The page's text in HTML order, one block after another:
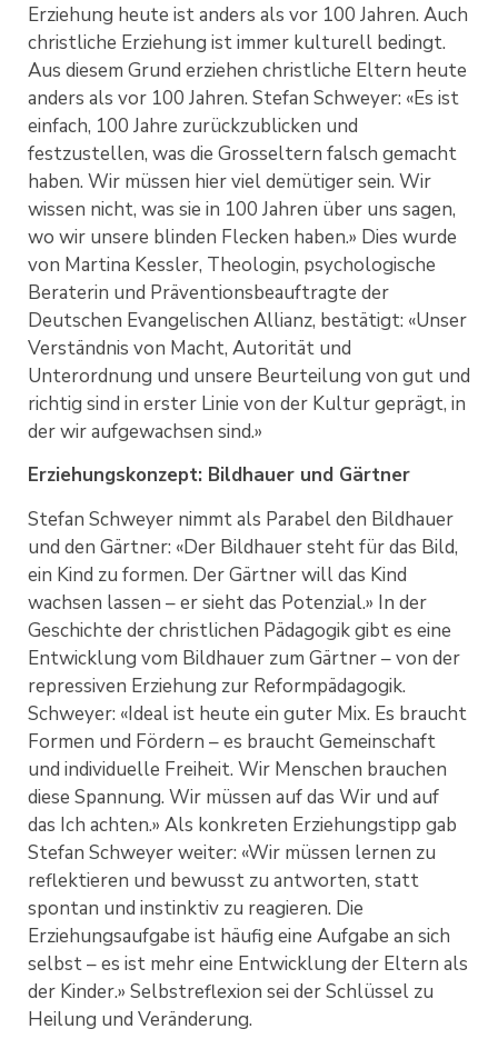
Erziehung heute ist anders als vor 100 Jahren. Auch
christliche Erziehung ist immer kulturell bedingt.
Aus diesem Grund erziehen christliche Eltern heute
anders als vor 100 Jahren. Stefan Schweyer: «Es ist
einfach, 100 Jahre zurückzublicken und
festzustellen, was die Grosseltern falsch gemacht
haben. Wir müssen hier viel demütiger sein. Wir
wissen nicht, was sie in 100 Jahren über uns sagen,
wo wir unsere blinden Flecken haben.» Dies wurde
von Martina Kessler, Theologin, psychologische
Beraterin und Präventionsbeauftragte der
Deutschen Evangelischen Allianz, bestätigt: «Unser
Verständnis von Macht, Autorität und
Unterordnung und unsere Beurteilung von gut und
richtig sind in erster Linie von der Kultur geprägt, in
der wir aufgewachsen sind.»
Erziehungskonzept: Bildhauer und Gärtner
Stefan Schweyer nimmt als Parabel den Bildhauer
und den Gärtner: «Der Bildhauer steht für das Bild,
ein Kind zu formen. Der Gärtner will das Kind
wachsen lassen – er sieht das Potenzial.» In der
Geschichte der christlichen Pädagogik gibt es eine
Entwicklung vom Bildhauer zum Gärtner – von der
repressiven Erziehung zur Reformpädagogik.
Schweyer: «Ideal ist heute ein guter Mix. Es braucht
Formen und Fördern – es braucht Gemeinschaft
und individuelle Freiheit. Wir Menschen brauchen
diese Spannung. Wir müssen auf das Wir und auf
das Ich achten.» Als konkreten Erziehungstipp gab
Stefan Schweyer weiter: «Wir müssen lernen zu
reflektieren und bewusst zu antworten, statt
spontan und instinktiv zu reagieren. Die
Erziehungsaufgabe ist häufig eine Aufgabe an sich
selbst – es ist mehr eine Entwicklung der Eltern als
der Kinder.» Selbstreflexion sei der Schlüssel zu
Heilung und Veränderung.